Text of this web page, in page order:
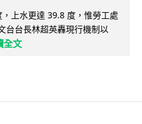
上水更達 39.8 度，惟勞工處
台台長林超英轟現行機制以
全文